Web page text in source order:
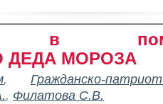
в
ДЕДА МОРОЗА
, Гражданско-
, Филатова С.В.